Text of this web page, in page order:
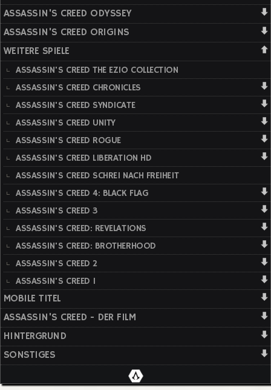
ASSASSIN'S CREED ODYSSEY
ASSASSIN'S CREED ORIGINS
WEITERE SPIELE
ASSASSIN'S CREED THE EZIO COLLECTION
ASSASSIN'S CREED CHRONICLES
ASSASSIN'S CREED SYNDICATE
ASSASSIN'S CREED UNITY
ASSASSIN'S CREED ROGUE
ASSASSIN'S CREED LIBERATION HD
ASSASSIN'S CREED SCHREI NACH FREIHEIT
ASSASSIN'S CREED 4: BLACK FLAG
ASSASSIN'S CREED 3
ASSASSIN'S CREED: REVELATIONS
ASSASSIN'S CREED: BROTHERHOOD
ASSASSIN'S CREED 2
ASSASSIN'S CREED 1
MOBILE TITEL
ASSASSIN'S CREED - DER FILM
HINTERGRUND
SONSTIGES